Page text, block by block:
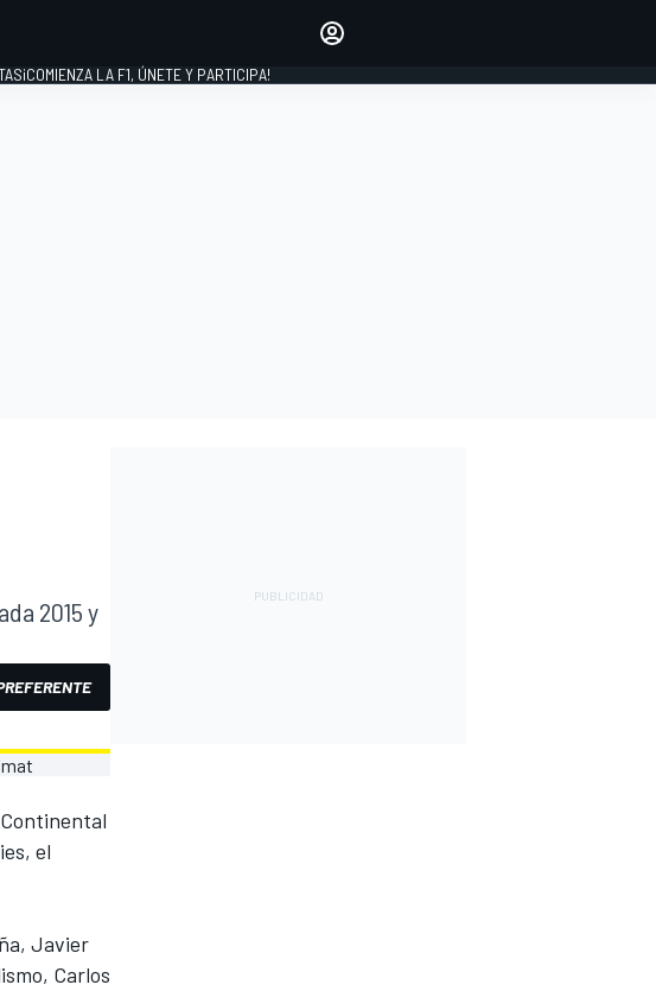
INICIAR SESIÓN
¡COMIENZA LA F1, ÚNETE Y PARTICIPA!
2015 y
el
Javier
Carlos